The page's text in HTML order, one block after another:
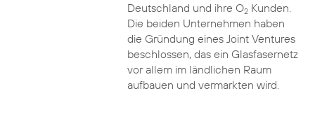
Deutschland und ihre O2Kunden.
Die beiden Unternehmen haben
die Gründung eines Joint Ventures
beschlossen, das ein Glasfasernetz
vor allem im ländlichen Raum
aufbauen und vermarkten wird.